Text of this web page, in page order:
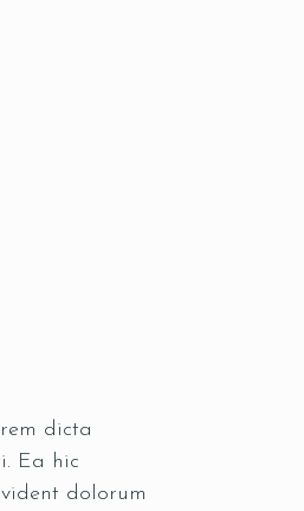
dicta
Ea hic
dolorum